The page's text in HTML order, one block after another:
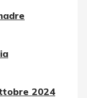
2024